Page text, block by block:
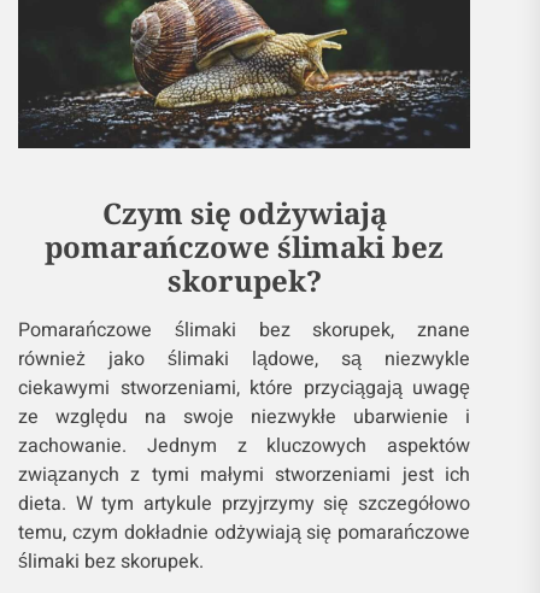
Czym się odżywiają
pomarańczowe ślimaki bez
skorupek?
Pomarańczowe ślimaki bez skorupek, znane
również jako ślimaki lądowe, są niezwykle
ciekawymi stworzeniami, które przyciągają uwagę
ze względu na swoje niezwykłe ubarwienie i
zachowanie. Jednym z kluczowych aspektów
związanych z tymi małymi stworzeniami jest ich
dieta. W tym artykule przyjrzymy się szczegółowo
temu, czym dokładnie odżywiają się pomarańczowe
ślimaki bez skorupek.